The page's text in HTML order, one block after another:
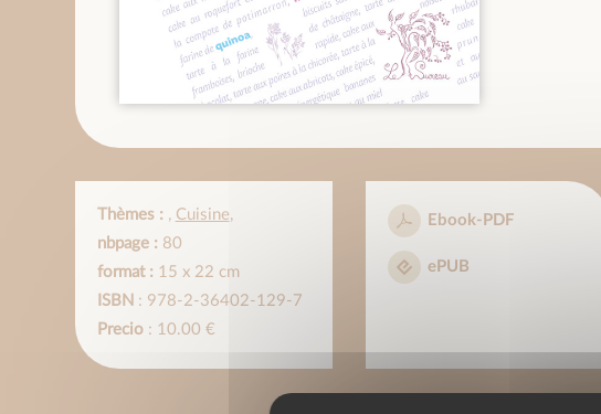
Thèmes : , Cuisine,
nbpage :80
format :15 x 22 cm
ISBN : 978-2-36402-129-7
Precio: 10.00 €
Ebook-PDF
ePUB